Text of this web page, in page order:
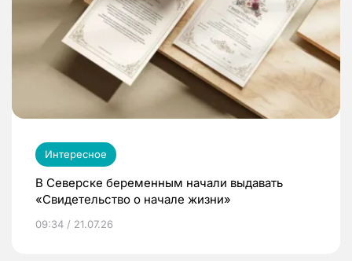
Интересное
В Северске беременным начали выдавать
«Свидетельство о начале жизни»
09:34 / 21.07.26